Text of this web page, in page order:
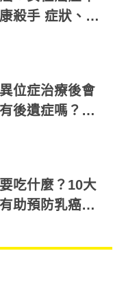
症狀、成
位症治療後會
後遺症嗎？手
吃什麼？10大
助預防乳癌、